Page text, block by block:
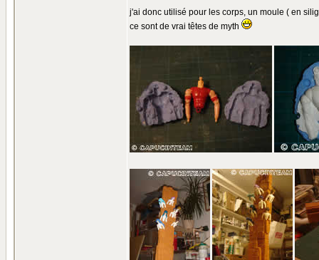
j'ai donc utilisé pour les corps, un moule ( en
ce sont de vrai têtes de myth